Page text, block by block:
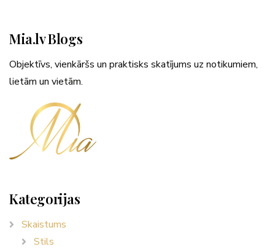
Mia.lv Blogs
Objektīvs, vienkāršs un praktisks skatījums uz notikumiem,
lietām un vietām.
Kategorijas
Skaistums
Stils